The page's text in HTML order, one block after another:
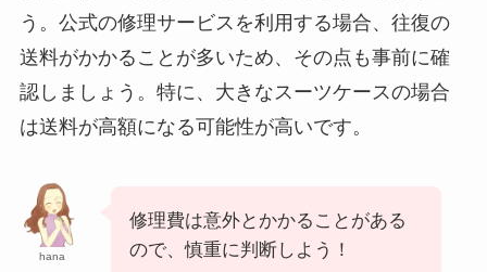
う。公式の修理サービスを利用する場合、往復の
送料がかかることが多いため、その点も事前に確
認しましょう。特に、大きなスーツケースの場合
は送料が高額になる可能性が高いです。
hana
修理費は意外とかかることがある
ので、慎重に判断しよう！